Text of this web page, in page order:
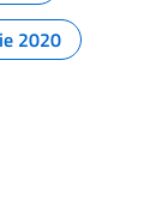
2020